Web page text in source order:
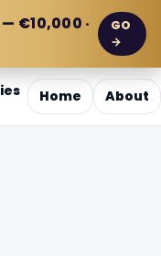
€10,000 ·
GO
→
Home About